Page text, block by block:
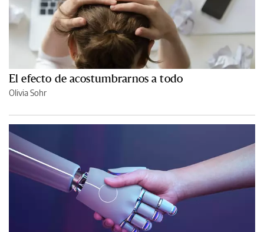
El efecto de acostumbrarnos a todo
Olivia Sohr